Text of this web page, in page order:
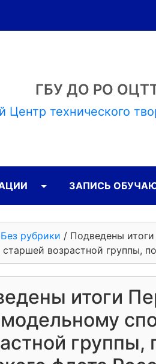
ГБУ ДО РО
Центр технического
ЗАПИСЬ
Без рубрики / Подведены
возрастной группы,
итоги